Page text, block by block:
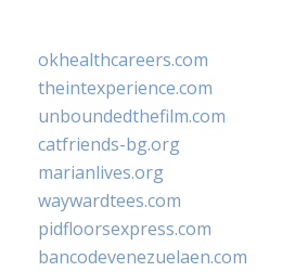
okhealthcareers.com
theintexperience.com
unboundedthefilm.com
catfriends-bg.org
marianlives.org
waywardtees.com
pidfloorsexpress.com
bancodevenezuelaen.com